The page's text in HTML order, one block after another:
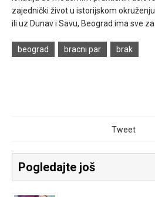
zajednički život u istorijskom
ili uz Dunav i Savu, Beograd ima sve
beograd bracni par brak
Tweet
Pogledajte još